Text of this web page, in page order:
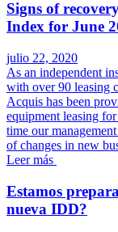
Signs of
Index for June
julio 22, 2020
As an independent
with over 90 leasing
Acquis has been
equipment leasing
time our
of changes in new
Leer más
Estamos
nueva IDD?